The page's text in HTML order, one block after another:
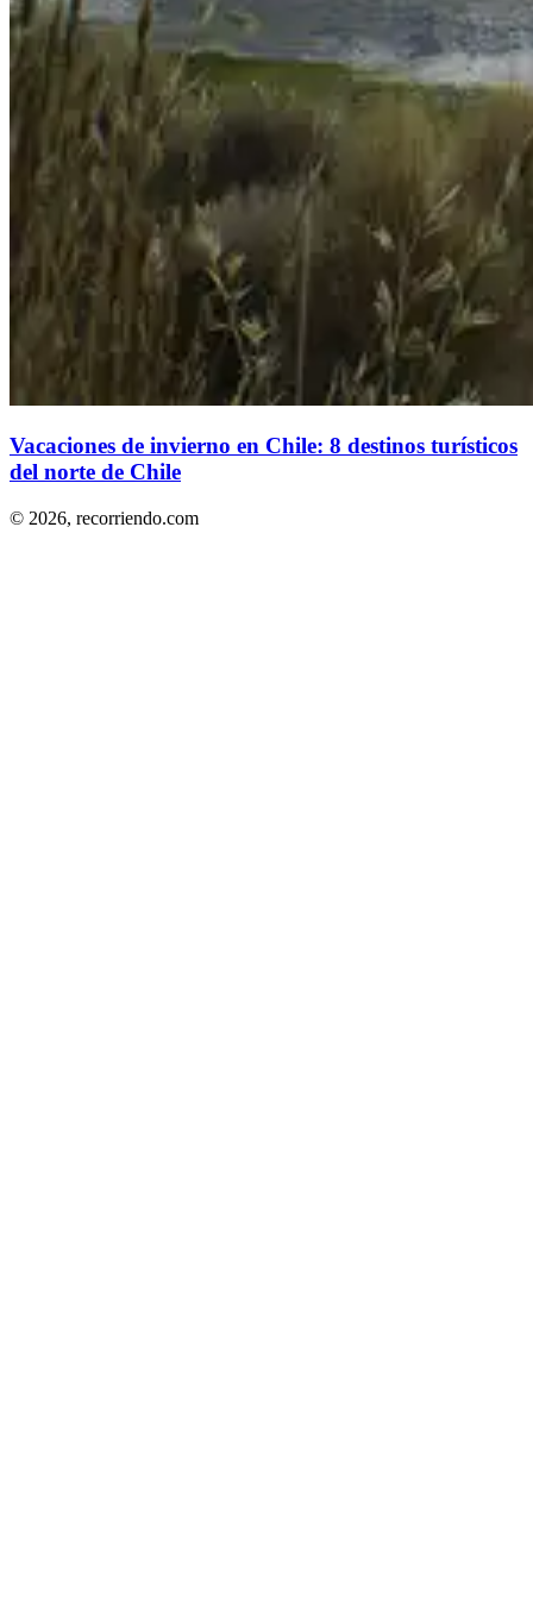
Vacaciones de invierno en Chile: 8 destinos turísticos
del norte de Chile
© 2026, recorriendo.com